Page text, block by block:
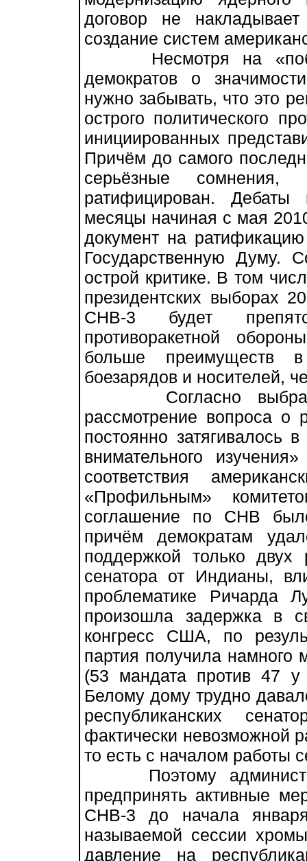
договор не
создание систем
Несмотря на
демократов о
нужно забывать, что это
острого политического
инициированных
Причём до самого
серьёзные
ратифицирован.
месяцы начиная с мая
документ на
Государственную Думу.
острой критике. В том
президентских выборах
СНВ-3 будет
противоракетной
больше преимуществ
боезарядов и носителей,
Согласно
рассмотрение вопроса о
постоянно затягивалось
внимательного
соответствия
«Профильным»
соглашение по СНВ
причём демократам
поддержкой только
сенатора от Индианы,
проблематике Ричарда
произошла задержка в
конгресс США, по
партия получила
(53 мандата против 47 у
Белому дому трудно
республиканских
фактически невозможной
то есть с началом работы
Поэтому
предпринять активные
СНВ-3 до начала
называемой сессии
давление на